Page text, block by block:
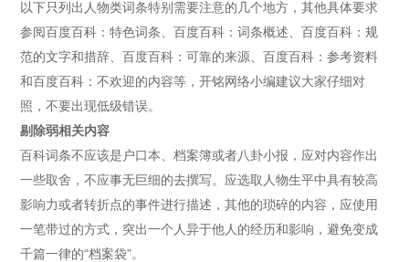
以下只列出人物类词条特别需要注意的几个地方，其他具体要求
参阅百度百科：特色词条、百度百科：词条概述、百度百科：规
范的文字和措辞、百度百科：可靠的来源、百度百科：参考资料
和百度百科：不欢迎的内容等，开铭网络小编建议大家仔细对
照，不要出现低级错误。
剔除弱相关内容
百科词条不应该是户口本、档案簿或者八卦小报，应对内容作出
一些取舍，不应事无巨细的去撰写。应选取人物生平中具有较高
影响力或者转折点的事件进行描述，其他的琐碎的内容，应使用
一笔带过的方式，突出一个人异于他人的经历和影响，避免变成
千篇一律的“档案袋”。